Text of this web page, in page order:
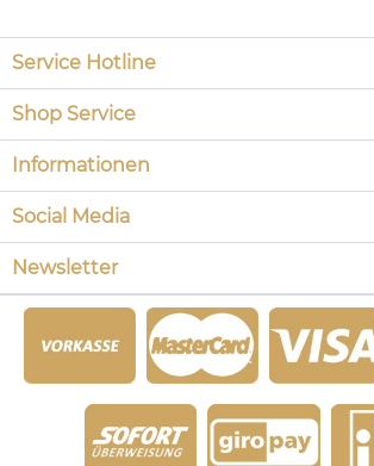
Service Hotline
Shop Service
Informationen
Social Media
Newsletter